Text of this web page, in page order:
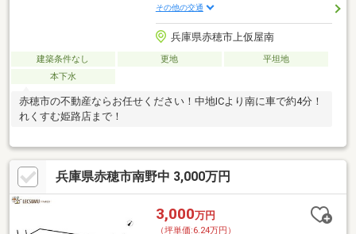
その他の交通
兵庫県赤穂市上仮屋南
建築条件なし 更地
平坦地
本下水
赤穂市の不動産ならお任せください！中地ICより南に車で約4分！
れくすむ姫路店まで！
兵庫県赤穂市南野中 3,000万円
3,000万円
（坪単価:6.24万円）